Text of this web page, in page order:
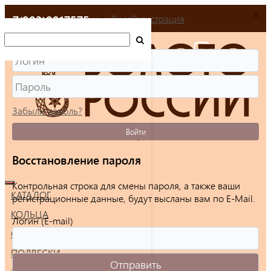
+7(903)9917575
КАТАЛОГ
КОЛЬЦА
СЕРЬГИ
ПОДВЕСКИ
ВходРегистрация
Забыли пароль?
Войти
Восстановление пароля
Контрольная строка для смены пароля, а также ваши
регистрационные данные, будут высланы вам по E-Mail.
Логин (E-mail)